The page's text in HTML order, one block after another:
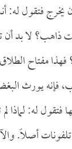
يخرج فتقول
ذاهب؟ لا بد أن
مفتاح
فإنه يورث
فتقول له: لماذا
أصلاً.